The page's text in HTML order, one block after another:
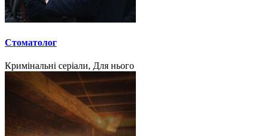
Стоматолог
Кримінальні серіали, Для нього